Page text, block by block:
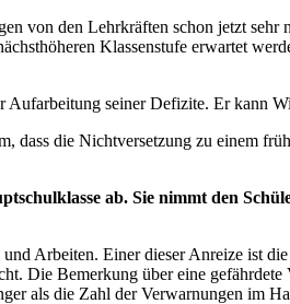
von den Lehrkräften schon jetzt
Klassenstufe erwartet
seiner Defizite. Er kann
dass die Nichtversetzung zu einem
ab. Sie nimmt den
Arbeiten. Einer dieser Anreize ist
Die Bemerkung über eine
als die Zahl der Verwarnungen im